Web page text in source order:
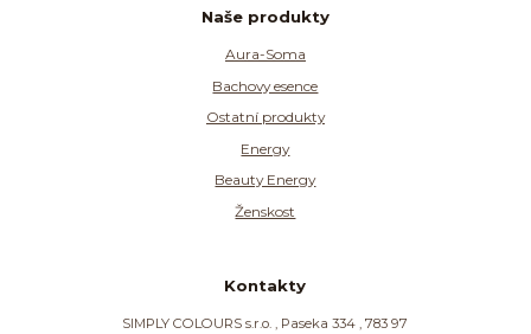
Naše produkty
Aura-Soma
Bachovy esence
Ostatní produkty
Energy
Beauty Energy
Ženskost
Kontakty
SIMPLY COLOURS s.r.o. , Paseka 334 , 783 97